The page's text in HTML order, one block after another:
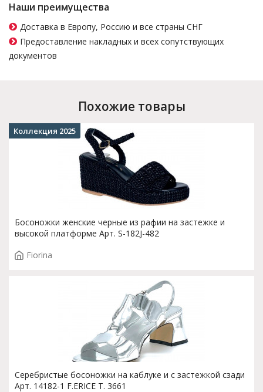
Наши преимущества
Доставка в Европу, Россию и все страны СНГ
Предоставление накладных и всех сопутствующих
документов
Похожие товары
Босоножки женские черные из рафии на застежке и
высокой платформе Арт. S-182J-482
Fiorina
Коллекция 2025
Серебристые босоножки на каблуке и с застежкой сзади
Арт. 14182-1 F.ERICE T. 3661